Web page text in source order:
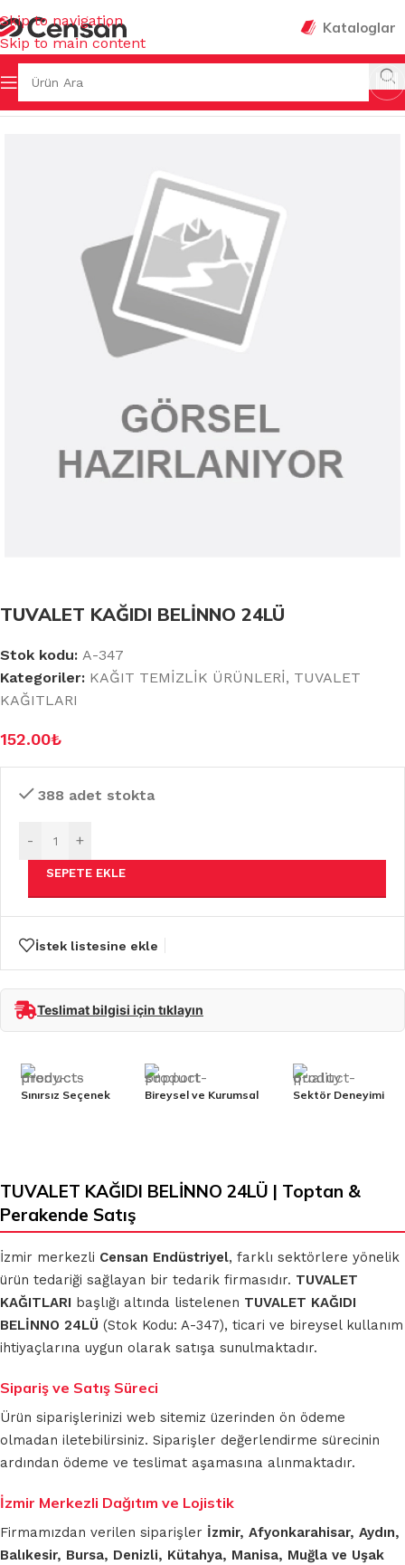
Skip to navigation
Skip to main content
Kataloglar
Sayfa TUVALET KAĞITLARI
TUVALET KAĞIDI BELİNNO 24LÜ
Stok kodu: A-347
Kategoriler: KAĞIT TEMİZLİK ÜRÜNLERİ, TUVALET
KAĞITLARI
152.00₺
388 adet stokta
- +
SEPETE EKLE
İstek listesine ekle
Teslimat bilgisi için tıklayın
Sınırsız Seçenek Bireysel ve Kurumsal Sektör Deneyimi
TUVALET KAĞIDI BELİNNO 24LÜ | Toptan &
Perakende Satış
İzmir merkezli Censan Endüstriyel, farklı sektörlere yönelik
ürün tedariği sağlayan bir tedarik firmasıdır. TUVALET
KAĞITLARI başlığı altında listelenen TUVALET KAĞIDI
BELİNNO 24LÜ (Stok Kodu: A-347), ticari ve bireysel kullanım
ihtiyaçlarına uygun olarak satışa sunulmaktadır.
Sipariş ve Satış Süreci
Ürün siparişlerinizi web sitemiz üzerinden ön ödeme
olmadan iletebilirsiniz. Siparişler değerlendirme sürecinin
ardından ödeme ve teslimat aşamasına alınmaktadır.
İzmir Merkezli Dağıtım ve Lojistik
Firmamızdan verilen siparişler İzmir, Afyonkarahisar, Aydın,
Balıkesir, Bursa, Denizli, Kütahya, Manisa, Muğla ve Uşak